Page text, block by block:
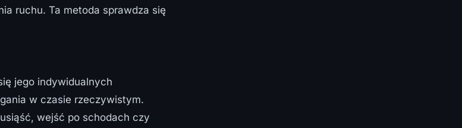
ruchu. Ta metoda sprawdza się
jego indywidualnych
w czasie rzeczywistym.
wejść po schodach czy